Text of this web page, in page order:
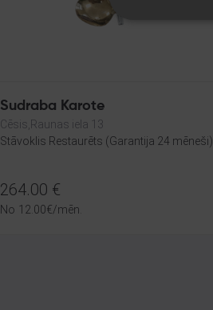
Sudraba Karote
Cēsis,Raunas iela 13
Stāvoklis Restaurēts (Garantija 24 mēneši)
264.00 €
No 12.00€/mēn.